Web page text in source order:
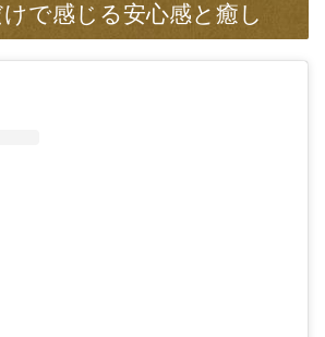
で感じる安心感と癒し